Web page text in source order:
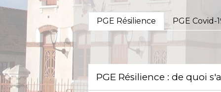
PGE Résilience PGE Covid-
PGE Résilience : de quoi